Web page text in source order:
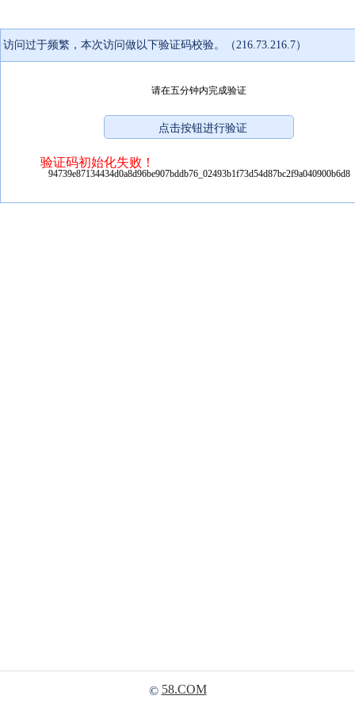
访问过于频繁，本次访问做以下验证码校验。（216.73.216.7）
请在五分钟内完成验证
验证码初始化失败！
94739e87134434d0a8d96be907bddb76_02493b1f73d54d87bc2f9a040900b6d8
© 58.COM